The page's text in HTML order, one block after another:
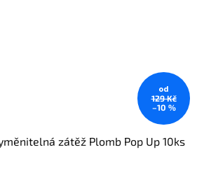
od
129 Kč
–10 %
zátěž Plomb Pop Up 10ks